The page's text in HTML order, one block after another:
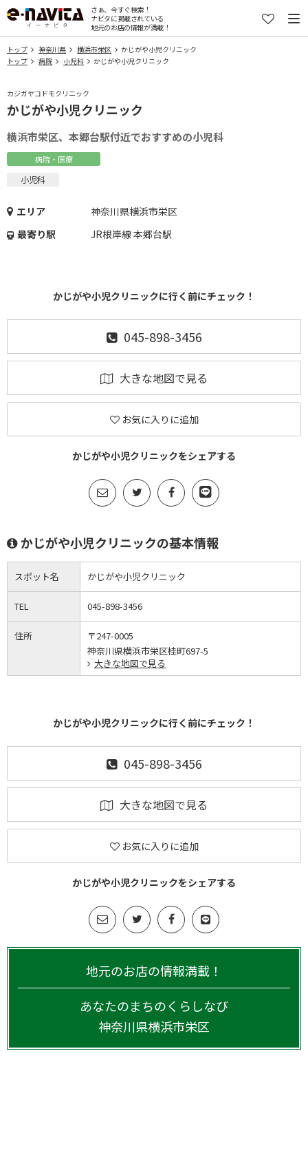
さぁ、今すぐ検索！
ナビタに掲載されている
地元のお店の情報が満載！
トップ 神奈川県 横浜市栄区
かじがや小児クリニック
トップ
病院 小児科 かじがや小児クリニック
カジガヤコドモクリニック
かじがや小児クリニック
横浜市栄区、本郷台駅付近でおすすめの小児科
病院・医療
小児科
エリア
神奈川県横浜市栄区
最寄り駅
JR根岸線 本郷台駅
かじがや小児クリニックに行く前にチェック！
045-898-3456
大きな地図で見る
お気に入りに追加
かじがや小児クリニックをシェアする
かじがや小児クリニックの基本情報
スポット名 かじがや小児クリニック
TEL 045-898-3456
住所
〒247-0005
神奈川県横浜市栄区桂町697-5
大きな地図で見る
かじがや小児クリニックに行く前にチェック！
045-898-3456
大きな地図で見る
お気に入りに追加
かじがや小児クリニックをシェアする
地元のお店の情報満載！
あなたのまちのくらしなび
神奈川県横浜市栄区